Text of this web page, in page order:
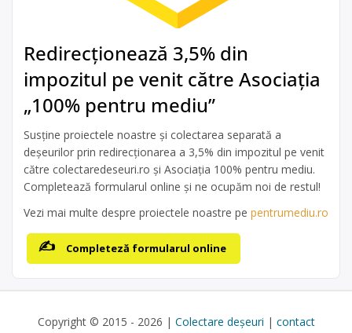
Redirecționează 3,5% din
impozitul pe venit către Asociația
„100% pentru mediu”
Susține proiectele noastre și colectarea separată a
deșeurilor prin redirecționarea a 3,5% din impozitul pe venit
către colectaredeseuri.ro și Asociația 100% pentru mediu.
Completează formularul online și ne ocupăm noi de restul!
Vezi mai multe despre proiectele noastre pe pentrumediu.ro
Completeză formularul online
Copyright © 2015 - 2026 | Colectare deșeuri | contact